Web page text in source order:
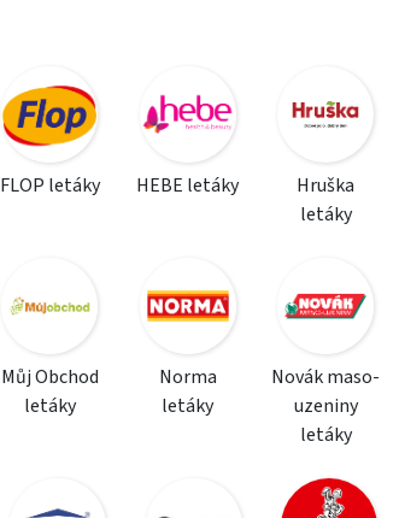
FLOP letáky HEBE letáky
Hruška
letáky
Můj Obchod
letáky
Norma
letáky
Novák maso-
uzeniny
letáky